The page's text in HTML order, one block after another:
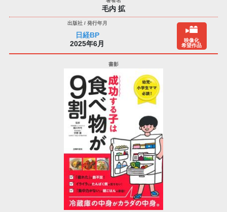
毛内 拡
日経BP
2025年6月
映像化
希望作品